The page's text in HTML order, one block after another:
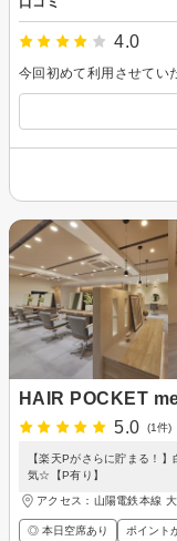
4.0
HAIR POCKET
5.0
(1件)
【楽天Pがさらに貯まる！
気☆【P有り】
アクセス：山陽電鉄本線
◎ 本日空席あり ポイント